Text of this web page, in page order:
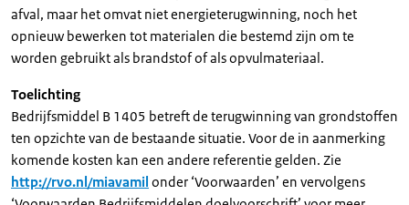
afval, maar het omvat niet energieterugwinning, noch het
opnieuw bewerken tot materialen die bestemd zijn om te
worden gebruikt als brandstof of als opvulmateriaal.
Toelichting
Bedrijfsmiddel B 1405 betreft de terugwinning van grondstoffen
ten opzichte van de bestaande situatie. Voor de in aanmerking
komende kosten kan een andere referentie gelden. Zie
http://rvo.nl/miavamil onder ‘Voorwaarden’ en vervolgens